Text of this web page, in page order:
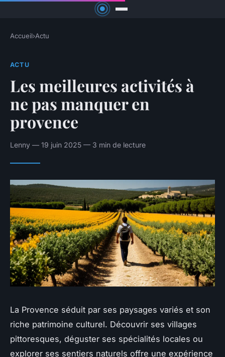
Accueil›Actu
ACTU
Les meilleures activités à
ne pas manquer en
provence
Lenny — 19 juin 2025 — 3 min de lecture
La Provence séduit par ses paysages variés et son
riche patrimoine culturel. Découvrir ses villages
pittoresques, déguster ses spécialités locales ou
explorer ses sentiers naturels offre une expérience